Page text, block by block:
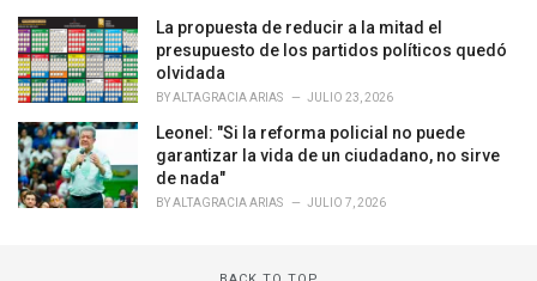
La propuesta de reducir a la mitad el
presupuesto de los partidos políticos quedó
olvidada
BYALTAGRACIA ARIAS JULIO 23, 2026
Leonel: "Si la reforma policial no puede
garantizar la vida de un ciudadano, no sirve
de nada"
BYALTAGRACIA ARIAS JULIO 7, 2026